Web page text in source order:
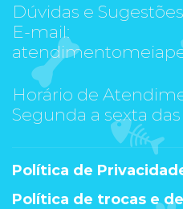
Dúvidas e
E-mail:
Horário de
Segunda a sexta das
Política de
Política de trocas e